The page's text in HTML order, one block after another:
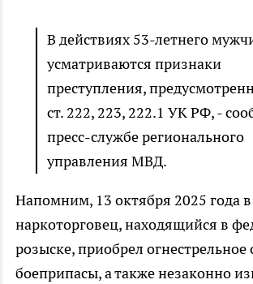
В действиях 53-летнего
усматриваются признаки
преступления,
ст. 222, 223, 222.1 УК РФ, -
пресс-службе регионального
управления МВД.
Напомним, 13 октября 2025 года
наркоторговец, находящийся в
розыске, приобрел
боеприпасы, а также незаконно